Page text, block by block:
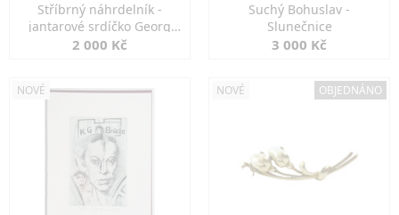
Stříbrný náhrdelník -
jantarové srdíčko Georg
Kramer
2 000 Kč
Suchý Bohuslav -
Slunečnice
3 000 Kč
NOVÉ NOVÉ OBJEDNÁNO